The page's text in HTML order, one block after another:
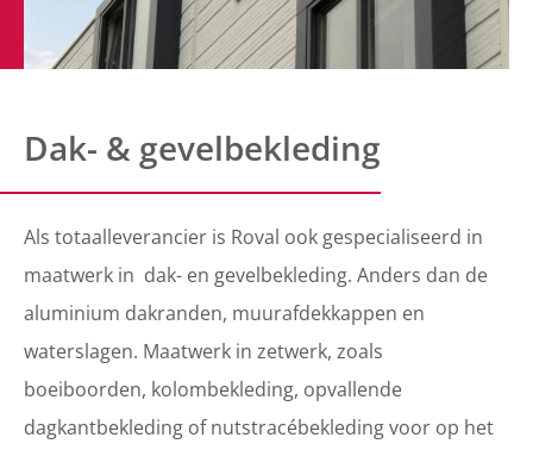
Dak- & gevelbekleding
Als totaalleverancier is Roval ook gespecialiseerd in
maatwerk in dak- en gevelbekleding. Anders dan de
aluminium dakranden, muurafdekkappen en
waterslagen. Maatwerk in zetwerk, zoals
boeiboorden, kolombekleding, opvallende
dagkantbekleding of nutstracébekleding voor op het